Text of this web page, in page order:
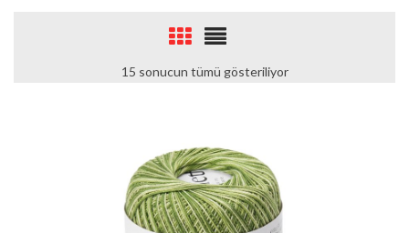
15 sonucun tümü gösteriliyor